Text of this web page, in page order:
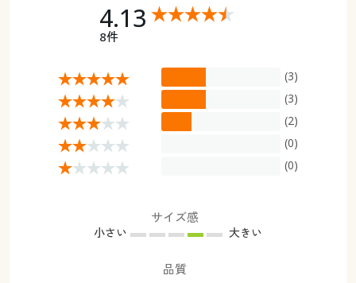
4.13
8件
(3)
(3)
(2)
(0)
(0)
サイズ感
小さい 大きい
品質